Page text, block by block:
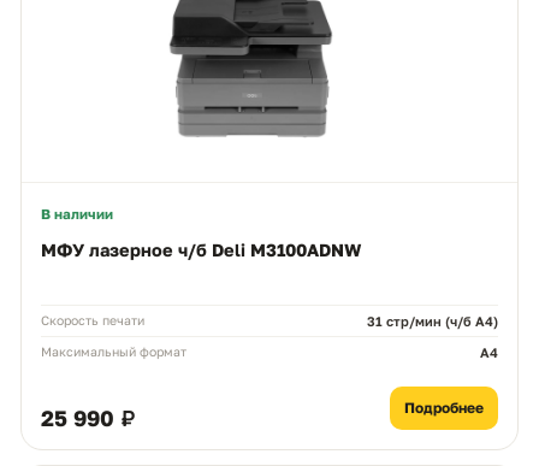
В наличии
МФУ лазерное ч/б Deli M3100ADNW
Скорость печати 31 стр/мин (ч/б A4)
Максимальный формат A4
25 990 ₽ Подробнее